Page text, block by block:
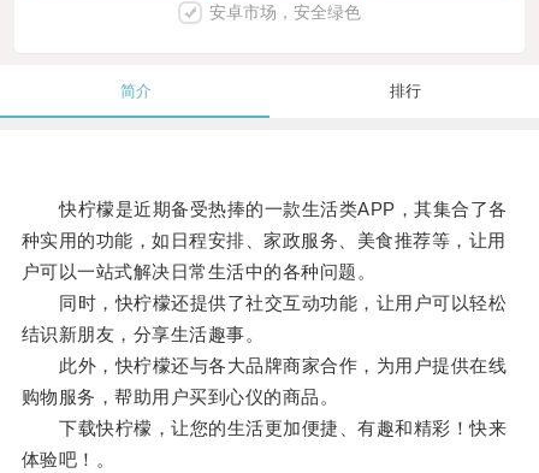
安卓市场，安全绿色
简介 排行
快柠檬是近期备受热捧的一款生活类APP，其集合了各
种实用的功能，如日程安排、家政服务、美食推荐等，让用
户可以一站式解决日常生活中的各种问题。
同时，快柠檬还提供了社交互动功能，让用户可以轻松
结识新朋友，分享生活趣事。
此外，快柠檬还与各大品牌商家合作，为用户提供在线
购物服务，帮助用户买到心仪的商品。
下载快柠檬，让您的生活更加便捷、有趣和精彩！快来
体验吧！。